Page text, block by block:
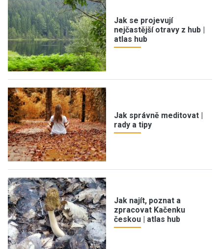
Jak se projevují
nejčastější otravy z hub |
atlas hub
Jak správně meditovat |
rady a tipy
Jak najít, poznat a
zpracovat Kačenku
českou | atlas hub